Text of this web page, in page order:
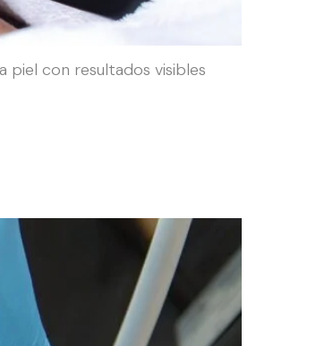
piel con resultados visibles